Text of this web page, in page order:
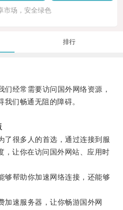
市场，安全绿色
排行
经常需要访问国外网络资源，
们畅通无阻的障碍。
很多人的首选，通过连接到服
，让你在访问国外网站、应用时
帮助你加速网络连接，还能够
速服务器，让你畅游国外网